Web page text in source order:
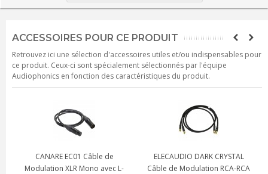
ACCESSOIRES POUR CE PRODUIT
Retrouvez ici une sélection d'accessoires utiles et/ou indispensables pour
ce produit. Ceux-ci sont spécialement sélectionnés par l'équipe
Audiophonics en fonction des caractéristiques du produit.
CANARE EC01 Câble de
Modulation XLR Mono avec L-
ELECAUDIO DARK CRYSTAL
Câble de Modulation RCA-RCA